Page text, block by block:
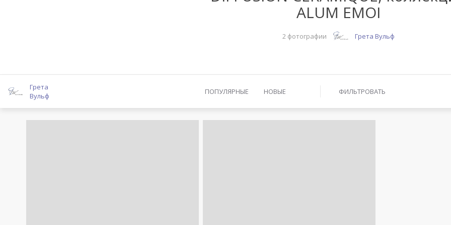
ALUM EMOI
2 фотографии Грета Вульф
Грета
Вульф
ПОПУЛЯРНЫЕ НОВЫЕ ФИЛЬТРОВАТЬ